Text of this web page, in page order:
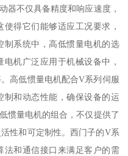
器不仅具备精度和响应速度，
得它们能够适应工况要求，
制系统中，高低惯量电机的选
机广泛应用于机械设备中，
高低惯量电机配合V系列伺服
制和动态性能，确保设备的运
惯量电机的组合，不仅提供了
性和可定制性。西门子的V系
法和通信接口来满足客户的需